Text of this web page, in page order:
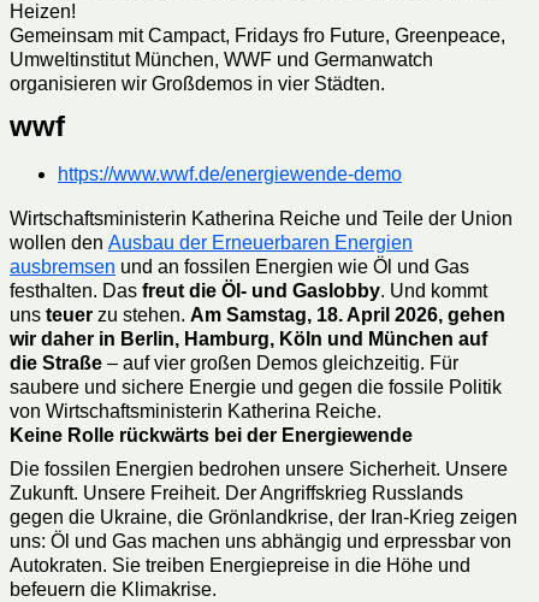
Heizen!
Gemeinsam mit Campact, Fridays fro Future, Greenpeace,
Umweltinstitut München, WWF und Germanwatch
organisieren wir Großdemos in vier Städten.
wwf
https://www.wwf.de/energiewende-demo
Wirtschaftsministerin Katherina Reiche und Teile der Union
wollen den Ausbau der Erneuerbaren Energien
ausbremsen und an fossilen Energien wie Öl und Gas
festhalten. Das freut die Öl- und Gaslobby. Und kommt
uns teuer zu stehen. Am Samstag, 18. April 2026, gehen
wir daher in Berlin, Hamburg, Köln und München auf
die Straße – auf vier großen Demos gleichzeitig. Für
saubere und sichere Energie und gegen die fossile Politik
von Wirtschaftsministerin Katherina Reiche.
Keine Rolle rückwärts bei der Energiewende
Die fossilen Energien bedrohen unsere Sicherheit. Unsere
Zukunft. Unsere Freiheit. Der Angriffskrieg Russlands
gegen die Ukraine, die Grönlandkrise, der Iran-Krieg zeigen
uns: Öl und Gas machen uns abhängig und erpressbar von
Autokraten. Sie treiben Energiepreise in die Höhe und
befeuern die Klimakrise.